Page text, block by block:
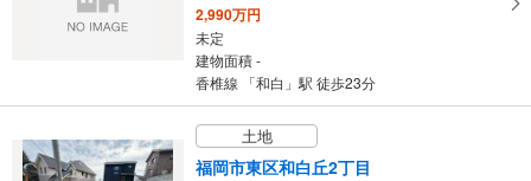
2,990万円
未定
建物面積 -
香椎線 「和白」駅 徒歩23分
土地
福岡市東区和白丘2丁目